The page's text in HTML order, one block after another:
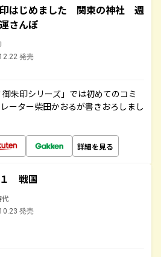
はじめました 関東の神社 週
さんぽ
発売
朱印シリーズ」では初めてのコミ
ーター柴田かおるが書きおろしまし
詳細を見る
戦国
発売